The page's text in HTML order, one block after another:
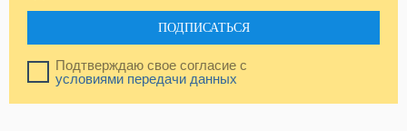
ПОДПИСАТЬСЯ
Подтверждаю свое согласие с
условиями передачи данных